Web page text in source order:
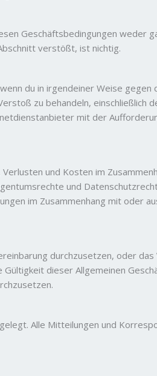
Geschäftsbedingungen weder
verstößt, ist nichtig.
du in irgendeiner Weise gegen
zu behandeln, einschließlich
mit der
und Kosten im
und
im Zusammenhang mit oder
durchzusetzen, oder das
dieser Allgemeinen
Alle Mitteilungen und